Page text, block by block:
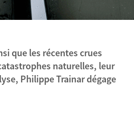
que les récentes crues
naturelles, leur
Philippe Trainar dégage